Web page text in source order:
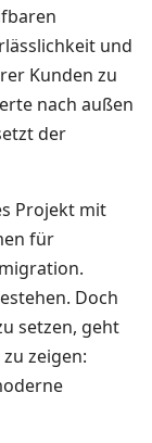
und
Kunden zu
nach außen
der
Projekt mit
für
Doch
setzen, geht
zeigen: